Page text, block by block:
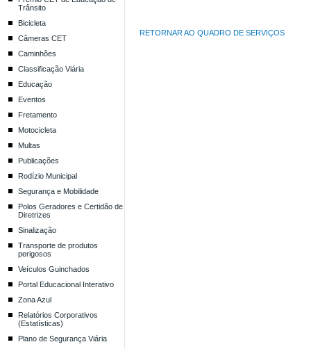
Trânsito
Bicicleta
Câmeras CET
Caminhões
Classificação Viária
Educação
Eventos
Fretamento
Motocicleta
Multas
Publicações
Rodízio Municipal
Segurança e Mobilidade
Polos Geradores e Certidão de
Diretrizes
Sinalização
Transporte de produtos
perigosos
Veículos Guinchados
Portal Educacional Interativo
Zona Azul
Relatórios Corporativos
(Estatísticas)
Plano de Segurança Viária
RETORNAR AO QUADRO DE SERVIÇOS